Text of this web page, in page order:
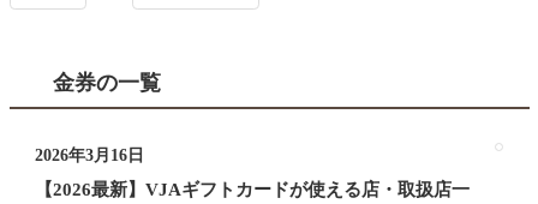
金券の一覧
2026年3月16日
【2026最新】VJAギフトカードが使える店・取扱店一